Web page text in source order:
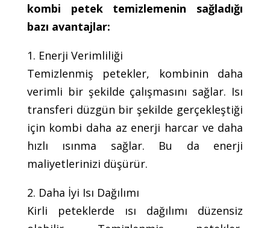
kombi petek temizlemenin sağladığı
bazı avantajlar:
1. Enerji Verimliliği
Temizlenmiş petekler, kombinin daha
verimli bir şekilde çalışmasını sağlar. Isı
transferi düzgün bir şekilde gerçekleştiği
için kombi daha az enerji harcar ve daha
hızlı ısınma sağlar. Bu da enerji
maliyetlerinizi düşürür.
2. Daha İyi Isı Dağılımı
Kirli peteklerde ısı dağılımı düzensiz